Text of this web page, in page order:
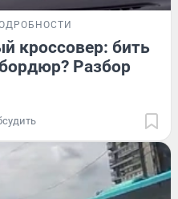
кроссовер: бить
Разбор